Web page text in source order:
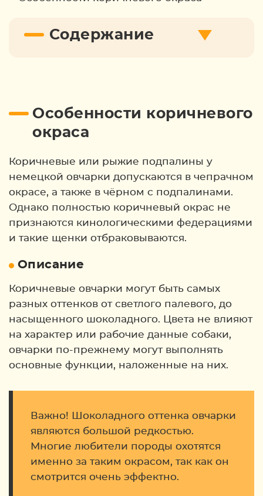
Содержание
Особенности коричневого
окраса
Коричневые или рыжие подпалины у
немецкой овчарки допускаются в чепрачном
окрасе, а также в чёрном с подпалинами.
Однако полностью коричневый окрас не
признаются кинологическими федерациями
и такие щенки отбраковываются.
Описание
Коричневые овчарки могут быть самых
разных оттенков от светлого палевого, до
насыщенного шоколадного. Цвета не влияют
на характер или рабочие данные собаки,
овчарки по-прежнему могут выполнять
основные функции, наложенные на них.
Важно! Шоколадного оттенка овчарки
являются большой редкостью.
Многие любители породы охотятся
именно за таким окрасом, так как он
смотрится очень эффектно.